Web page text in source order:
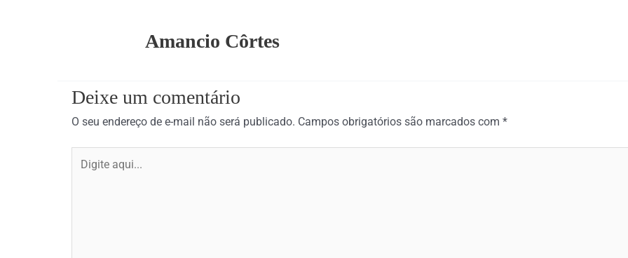
Amancio Côrtes
Deixe um comentário
O seu endereço de e-mail não será publicado. Campos obrigatórios são marcados com *
aqui...